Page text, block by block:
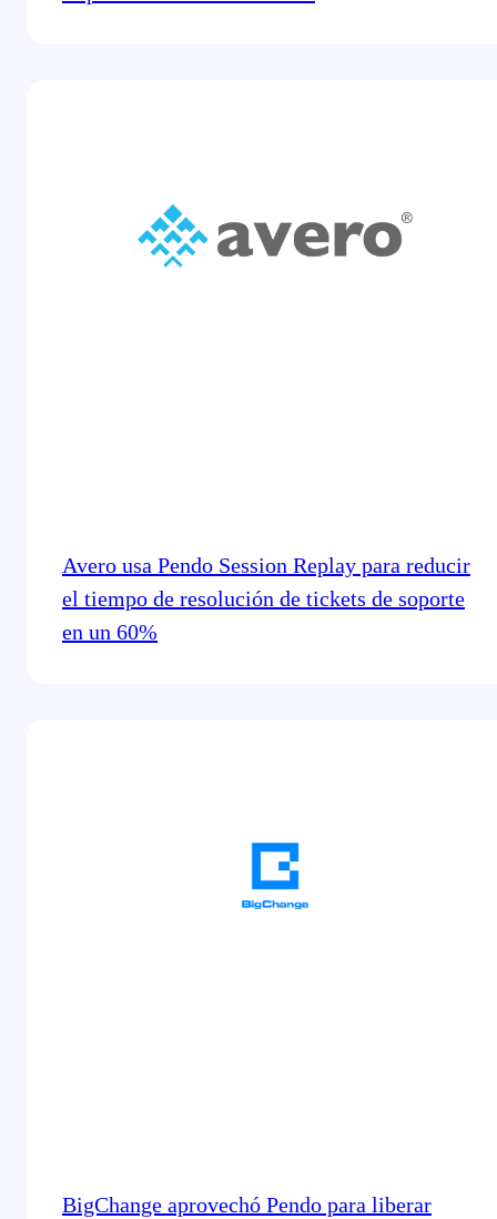
Avero usa Pendo Session Replay para reducir
el tiempo de resolución de tickets de soporte
en un 60%
BigChange aprovechó Pendo para liberar